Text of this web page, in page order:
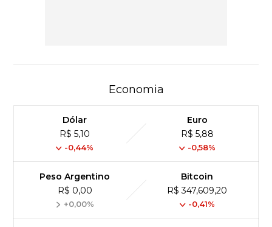
Economia
Dólar
R$ 5,10
-0,44%
Euro
R$ 5,88
-0,58%
Peso Argentino
R$ 0,00
+0,00%
Bitcoin
R$ 347,609,20
-0,41%